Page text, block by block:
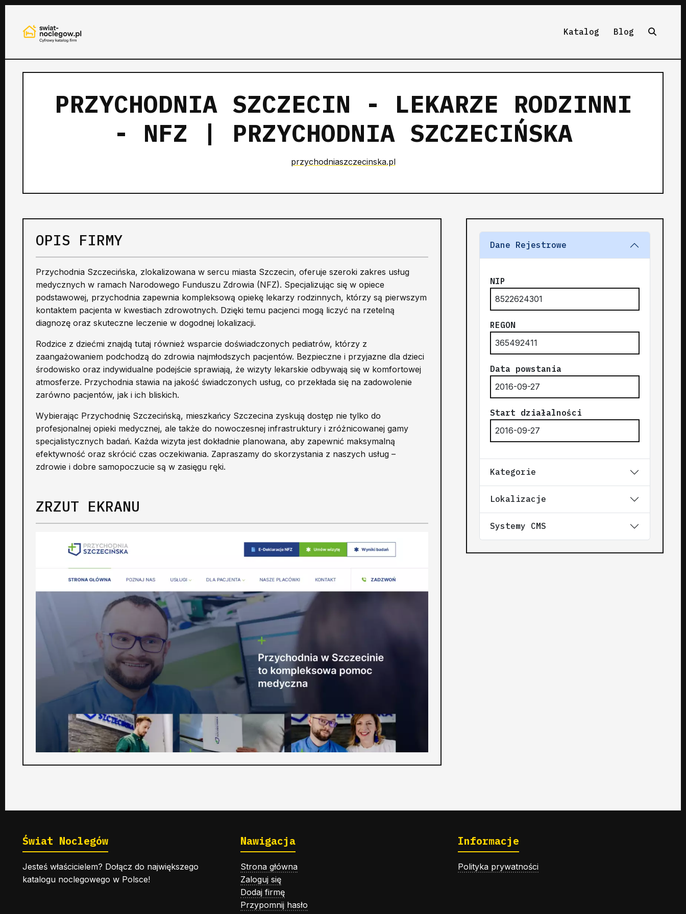
Katalog Blog
PRZYCHODNIA SZCZECIN - LEKARZE RODZINNI
- NFZ | PRZYCHODNIA SZCZECIŃSKA
przychodniaszczecinska.pl
OPIS FIRMY
Przychodnia Szczecińska, zlokalizowana w sercu miasta Szczecin, oferuje szeroki zakres usług
medycznych w ramach Narodowego Funduszu Zdrowia (NFZ). Specjalizując się w opiece
podstawowej, przychodnia zapewnia kompleksową opiekę lekarzy rodzinnych, którzy są pierwszym
kontaktem pacjenta w kwestiach zdrowotnych. Dzięki temu pacjenci mogą liczyć na rzetelną
diagnozę oraz skuteczne leczenie w dogodnej lokalizacji.
Rodzice z dziećmi znajdą tutaj również wsparcie doświadczonych pediatrów, którzy z
zaangażowaniem podchodzą do zdrowia najmłodszych pacjentów. Bezpieczne i przyjazne dla dzieci
środowisko oraz indywidualne podejście sprawiają, że wizyty lekarskie odbywają się w komfortowej
atmosferze. Przychodnia stawia na jakość świadczonych usług, co przekłada się na zadowolenie
zarówno pacjentów, jak i ich bliskich.
Wybierając Przychodnię Szczecińską, mieszkańcy Szczecina zyskują dostęp nie tylko do
profesjonalnej opieki medycznej, ale także do nowoczesnej infrastruktury i zróżnicowanej gamy
specjalistycznych badań. Każda wizyta jest dokładnie planowana, aby zapewnić maksymalną
efektywność oraz skrócić czas oczekiwania. Zapraszamy do skorzystania z naszych usług –
zdrowie i dobre samopoczucie są w zasięgu ręki.
ZRZUT EKRANU
Dane Rejestrowe
NIP
8522624301
REGON
365492411
Data powstania
2016-09-27
Start działalności
2016-09-27
Kategorie
Lokalizacje
Systemy CMS
Świat Noclegów
Jesteś właścicielem? Dołącz do największego
katalogu noclegowego w Polsce!
Nawigacja
Strona główna
Zaloguj się
Dodaj firmę
Przypomnij hasło
Informacje
Polityka prywatności